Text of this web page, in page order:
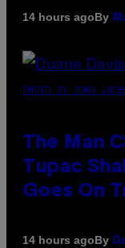
14 hours agoBy
PHOTO BY JOHN
The Man
Tupac
Goes On
14 hours agoBy